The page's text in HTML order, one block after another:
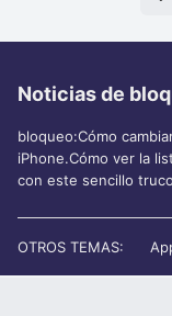
Noticias de
bloqueo:Cómo
iPhone.Cómo ver la
con este sencillo
OTROS TEMAS: